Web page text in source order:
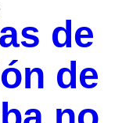
de
de